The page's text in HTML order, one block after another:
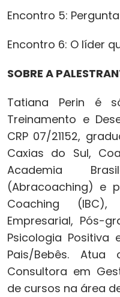
Encontro 5:
Encontro 6: O líder
SOBRE A
Tatiana Perin é
Treinamento e
CRP 07/21152,
Caxias do Sul,
Academia
(Abracoaching) e
Coaching
Empresarial, Pós-
Psicologia Positiva
Pais/Bebês. Atua
Consultora em
de cursos na área